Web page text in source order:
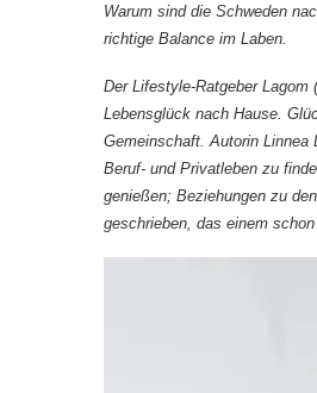
Warum sind die Schweden
richtige Balance im Laben.
Der Lifestyle-Ratgeber
Lebensglück nach Hause.
Gemeinschaft. Autorin Linnea
Beruf- und Privatleben zu
genießen; Beziehungen zu
geschrieben, das einem